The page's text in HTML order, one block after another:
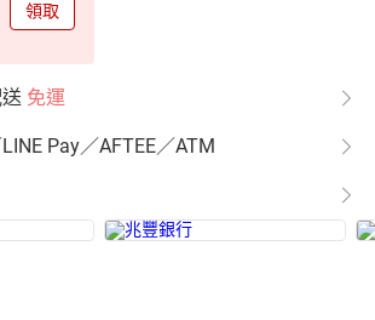
領取
免運
Pay／AFTEE／ATM